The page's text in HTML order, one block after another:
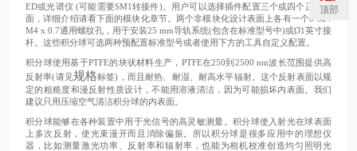
ED或光谱仪 (可能需要SM1转接件)。用户可以选择插件配置三个或四个正方形
面，详细介绍请看下面的模块化章节。两个非模块化设计表面上各有一个8-32 /
M4 x 0.7通用螺纹孔，用于安装25 mm导轨系统(包含在标准型号中)或Ø1英寸接
杆。这些积分球可选两种预配置标准型号或者使用下方的工具自定义配置。
积分球使用基于PTFE的块状材料生产，PTFE在250到2500 nm波长范围提供高
反射率(请见规格标签)，而且耐热、耐湿、耐高水平辐射。这个反射表面以规
定的粗糙度和漫反射性质设计，不能用溶液清洁，因为可能损坏内表面。我们
建议只用压缩空气清洁积分球的内表面。
积分球能够在各种装置中用于光信号的高灵敏测量。积分球使入射光在球表面
上多次反射，使光束漫开而且消除偏振。所以积分球是很多应用中的理想仪
器，比如测量激光功率、反射率和辐射率，也能为相机校准创造均匀照明光
顶部